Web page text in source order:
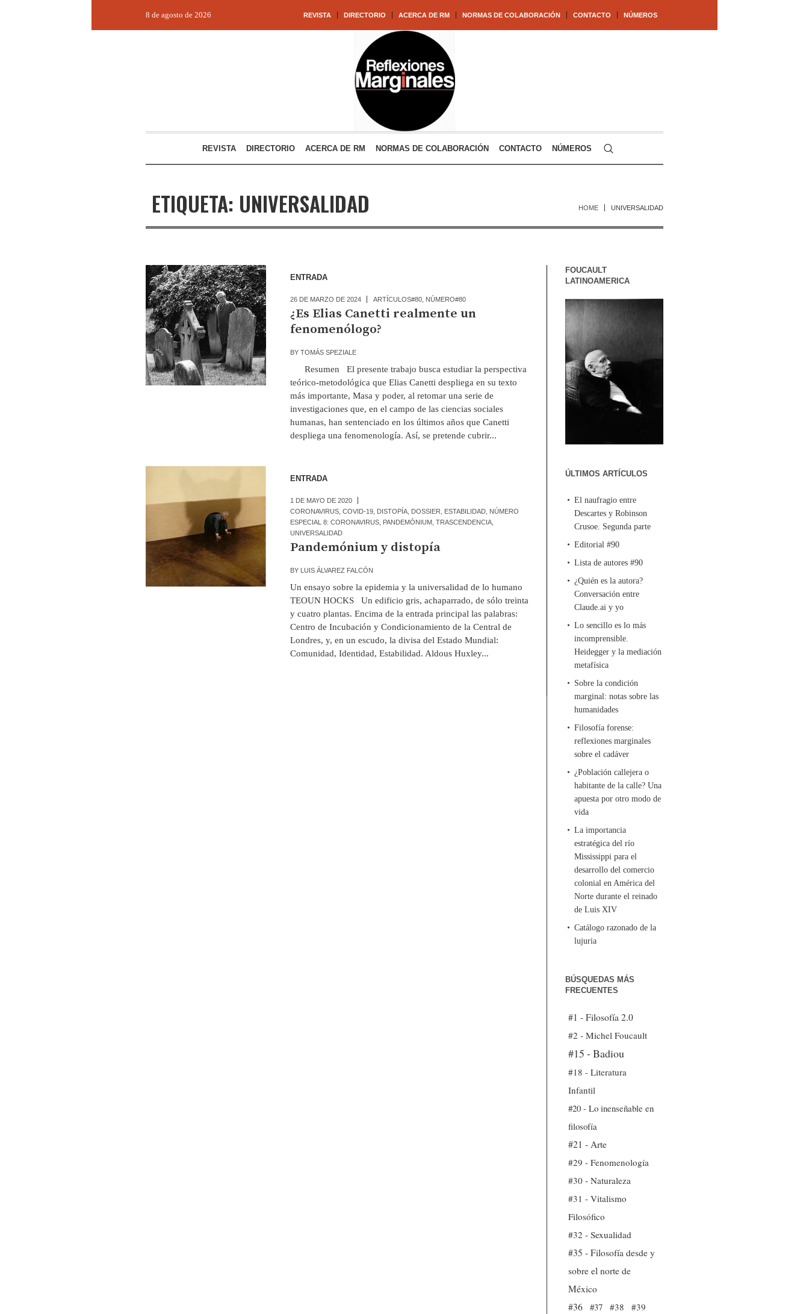
REVISTA DIRECTORIO ACERCA DE RM NORMAS DE COLABORACIÓN CONTACTO NÚMEROS
8 de agosto de 2026
REVISTA DIRECTORIO ACERCA DE RM NORMAS DE COLABORACIÓN CONTACTO NÚMEROS
ETIQUETA: UNIVERSALIDAD HOME UNIVERSALIDAD
ENTRADA
26 DE MARZO DE 2024 ARTÍCULOS#80, NÚMERO#80
¿Es Elias Canetti realmente un
fenomenólogo?
BY TOMÁS SPEZIALE
Resumen El presente trabajo busca estudiar la perspectiva
teórico-metodológica que Elias Canetti despliega en su texto
más importante, Masa y poder, al retomar una serie de
investigaciones que, en el campo de las ciencias sociales
humanas, han sentenciado en los últimos años que Canetti
despliega una fenomenología. Así, se pretende cubrir...
ENTRADA
1 DE MAYO DE 2020
CORONAVIRUS, COVID-19, DISTOPÍA, DOSSIER ESTABILIDAD, NÚMERO
ESPECIAL 8: CORONAVIRUS, PANDEMÓNIUM, TRASCENDENCIA,
UNIVERSALIDAD
Pandemónium y distopía
BY LUIS ÁLVAREZ FALCÓN
Un ensayo sobre la epidemia y la universalidad de lo humano
TEOUN HOCKS Un edificio gris, achaparrado, de sólo treinta
y cuatro plantas. Encima de la entrada principal las palabras:
Centro de Incubación y Condicionamiento de la Central de
Londres, y, en un escudo, la divisa del Estado Mundial:
Comunidad, Identidad, Estabilidad. Aldous Huxley...
FOUCAULT
LATINOAMERICA
ÚLTIMOS ARTÍCULOS
El naufragio entre
Descartes y Robinson
Crusoe. Segunda parte
Editorial #90
Lista de autores #90
¿Quién es la autora?
Conversación entre
Claude.ai y yo
Lo sencillo es lo más
incomprensible.
Heidegger y la mediación
metafísica
Sobre la condición
marginal: notas sobre las
humanidades
Filosofía forense:
reflexiones marginales
sobre el cadáver
¿Población callejera o
habitante de la calle? Una
apuesta por otro modo de
vida
La importancia
estratégica del río
Mississippi para el
desarrollo del comercio
colonial en América del
Norte durante el reinado
de Luis XIV
Catálogo razonado de la
lujuria
BÚSQUEDAS MÁS
FRECUENTES
#1 - Filosofía 2.0
#2 - Michel Foucault
#15 - Badiou
#18 - Literatura
Infantil
#20 - Lo inenseñable en
filosofía
#21 - Arte
#29 - Fenomenología
#30 - Naturaleza
#31 - Vitalismo
Filosófico
#32 - Sexualidad
#35 - Filosofía desde y
sobre el norte de
México
#36
#37 #38
#39